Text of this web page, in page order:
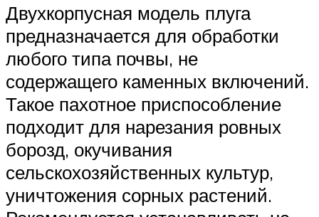
Двухкорпусная модель плуга
предназначается для обработки
любого типа почвы, не
содержащего каменных включений.
Такое пахотное приспособление
подходит для нарезания ровных
борозд, окучивания
сельскохозяйственных культур,
уничтожения сорных растений.